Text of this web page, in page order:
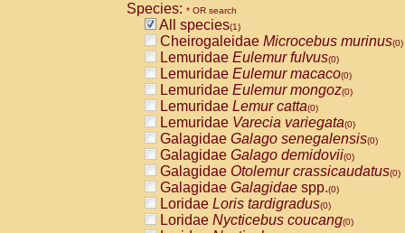
Species: * OR search
All species(1)
Cheirogaleidae Microcebus murinus(0)
Lemuridae Eulemur fulvus(0)
Lemuridae Eulemur macaco(0)
Lemuridae Eulemur mongoz(0)
Lemuridae Lemur catta(0)
Lemuridae Varecia variegata(0)
Galagidae Galago senegalensis(0)
Galagidae Galago demidovii(0)
Galagidae Otolemur crassicaudatus(0)
Galagidae Galagidae spp.(0)
Loridae Loris tardigradus(0)
Loridae Nycticebus coucang(0)